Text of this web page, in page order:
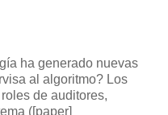
ha generado nuevas
al algoritmo? Los
de auditores,
([paper]